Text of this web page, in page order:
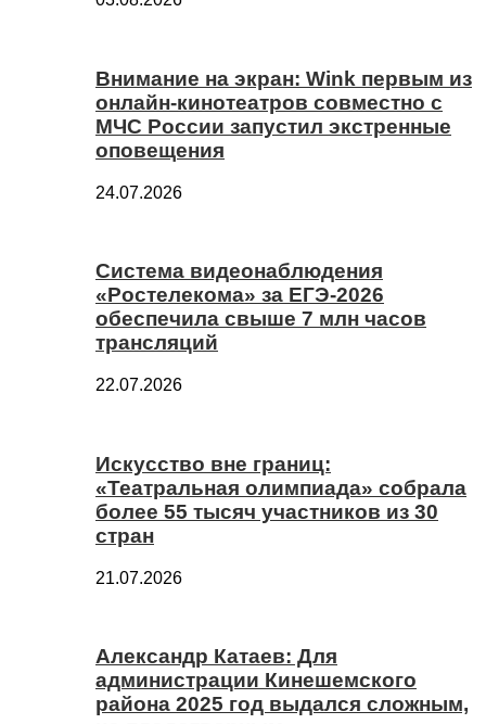
Внимание на экран: Wink первым из
онлайн-кинотеатров совместно с
МЧС России запустил экстренные
оповещения
24.07.2026
Система видеонаблюдения
«Ростелекома» за ЕГЭ-2026
обеспечила свыше 7 млн часов
трансляций
22.07.2026
Искусство вне границ:
«Театральная олимпиада» собрала
более 55 тысяч участников из 30
стран
21.07.2026
Александр Катаев: Для
администрации Кинешемского
района 2025 год выдался сложным,